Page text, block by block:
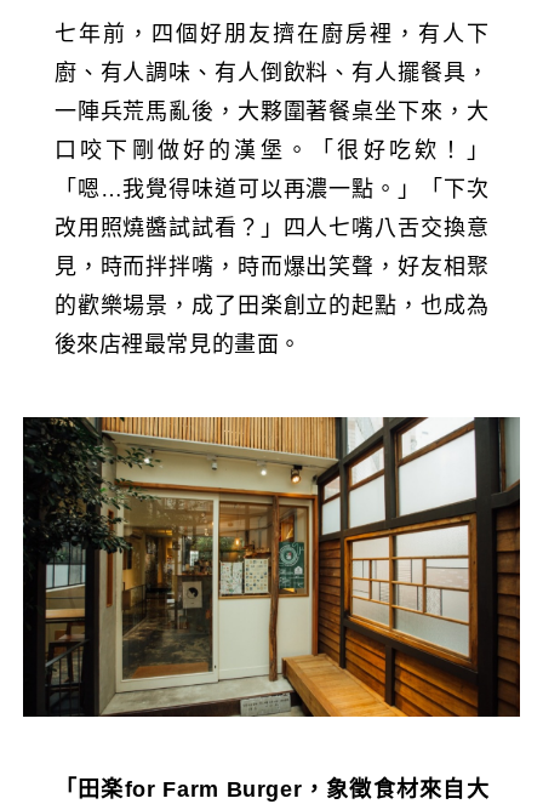
七年前，四個好朋友擠在廚房裡，有人下
廚、有人調味、有人倒飲料、有人擺餐具，
一陣兵荒馬亂後，大夥圍著餐桌坐下來，大
口咬下剛做好的漢堡。「很好吃欸！」
「嗯…我覺得味道可以再濃一點。」「下次
改用照燒醬試試看？」四人七嘴八舌交換意
見，時而拌拌嘴，時而爆出笑聲，好友相聚
的歡樂場景，成了田楽創立的起點，也成為
後來店裡最常見的畫面。
「田楽for Farm Burger，象徵食材來自大